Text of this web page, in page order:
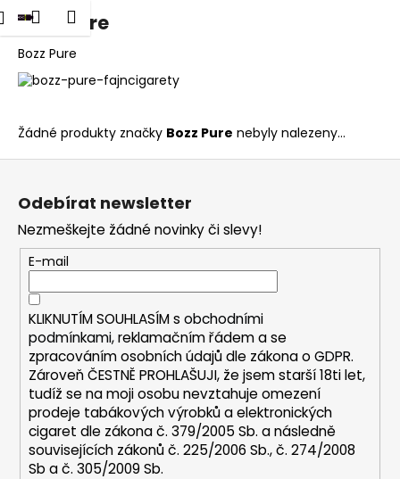
Přejít
na
obsah
Přihlášení
Nákupní
košík
Menu
Bozz Pure
Bozz Pure
Žádné produkty značky Bozz Pure nebyly nalezeny...
K
o
o
p
o
t
ř
e
b
e
e
n
a
Z
Odebírat newsletter
Nezmeškejte žádné novinky či slevy!
E-mail
KLIKNUTÍM SOUHLASÍM s obchodními
podmínkami,reklamačním řádem a se
zpracováním osobních údajů dle zákona oGDPR.
Zároveň ČESTNĚ PROHLAŠUJI, že jsem starší 18ti let,
tudíž se na moji osobu nevztahuje omezení
prodeje tabákových výrobků a elektronických
cigaret dle zákona č. 379/2005 Sb. a následně
souvisejících zákonů č. 225/2006 Sb., č. 274/2008
Sb a č. 305/2009 Sb.